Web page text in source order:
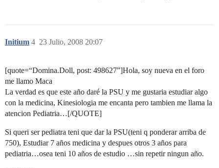
Initium 23 Julio, 2008 20:07
4
[quote=“Domina.Doll, post: 498627”]Hola, soy nueva en el foro
me llamo Maca
La verdad es que este año daré la PSU y me gustaria estudiar algo
con la medicina, Kinesiologia me encanta pero tambien me llama la
atencion Pediatria…[/QUOTE]
Si queri ser pediatra teni que dar la PSU(teni q ponderar arriba de
750), Estudiar 7 años medicina y despues otros 3 años para
pediatria…osea teni 10 años de estudio …sin repetir ningun año.